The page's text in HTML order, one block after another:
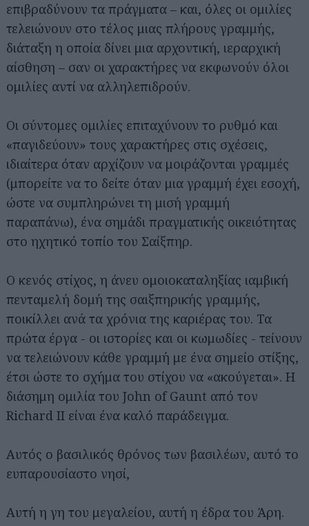
επιβραδύνουν τα πράγματα – και, όλες οι ομιλίες
τελειώνουν στο τέλος μιας πλήρους γραμμής,
διάταξη η οποία δίνει μια αρχοντική, ιεραρχική
αίσθηση – σαν οι χαρακτήρες να εκφωνούν όλοι
ομιλίες αντί να αλληλεπιδρούν.
Οι σύντομες ομιλίες επιταχύνουν το ρυθμό και
«παγιδεύουν» τους χαρακτήρες στις σχέσεις,
ιδιαίτερα όταν αρχίζουν να μοιράζονται γραμμές
(μπορείτε να το δείτε όταν μια γραμμή έχει εσοχή,
ώστε να συμπληρώνει τη μισή γραμμή
παραπάνω), ένα σημάδι πραγματικής οικειότητας
στο ηχητικό τοπίο του Σαίξπηρ.
Ο κενός στίχος, η άνευ ομοιοκαταληξίας ιαμβική
πενταμελή δομή της σαιξπηρικής γραμμής,
ποικίλλει ανά τα χρόνια της καριέρας του. Τα
πρώτα έργα - οι ιστορίες και οι κωμωδίες - τείνουν
να τελειώνουν κάθε γραμμή με ένα σημείο στίξης,
έτσι ώστε το σχήμα του στίχου να «ακούγεται». Η
διάσημη ομιλία του John of Gaunt από τον
Richard II είναι ένα καλό παράδειγμα.
Αυτός ο βασιλικός θρόνος των βασιλέων, αυτό το
ευπαρουσίαστο νησί,
Αυτή η γη του μεγαλείου, αυτή η έδρα του Άρη.